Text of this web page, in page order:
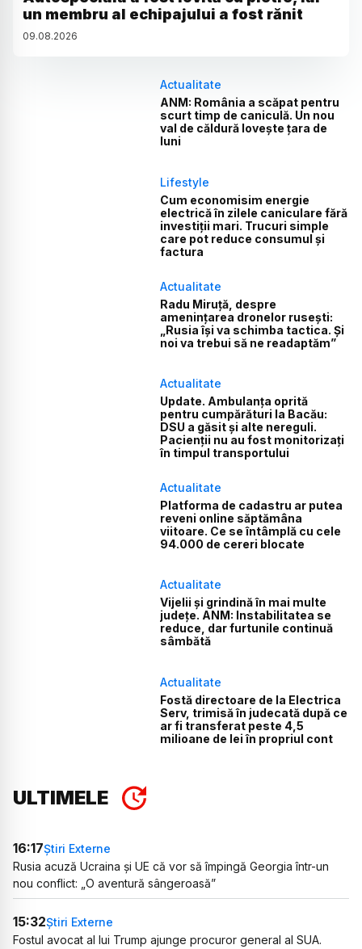
un membru al echipajului a fost rănit
09.08.2026
Actualitate
ANM: România a scăpat pentru
scurt timp de caniculă. Un nou
val de căldură lovește țara de
luni
Lifestyle
Cum economisim energie
electrică în zilele caniculare fără
investiții mari. Trucuri simple
care pot reduce consumul și
factura
Actualitate
Radu Miruță, despre
amenințarea dronelor rusești:
„Rusia își va schimba tactica. Și
noi va trebui să ne readaptăm”
Actualitate
Update. Ambulanța oprită
pentru cumpărături la Bacău:
DSU a găsit și alte nereguli.
Pacienții nu au fost monitorizați
în timpul transportului
Actualitate
Platforma de cadastru ar putea
reveni online săptămâna
viitoare. Ce se întâmplă cu cele
94.000 de cereri blocate
Actualitate
Vijelii și grindină în mai multe
județe. ANM: Instabilitatea se
reduce, dar furtunile continuă
sâmbătă
Actualitate
Fostă directoare de la Electrica
Serv, trimisă în judecată după ce
ar fi transferat peste 4,5
milioane de lei în propriul cont
ULTIMELE
16:17Știri Externe
Rusia acuză Ucraina și UE că vor să împingă Georgia într-un
nou conflict: „O aventură sângeroasă”
15:32Știri Externe
Fostul avocat al lui Trump ajunge procuror general al SUA.